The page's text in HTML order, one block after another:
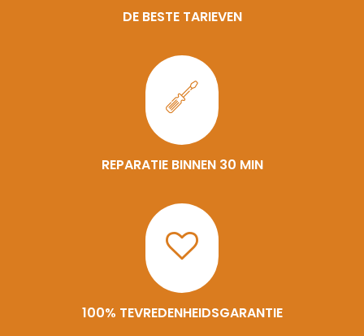
DE BESTE TARIEVEN
REPARATIE BINNEN 30 MIN
100% TEVREDENHEIDSGARANTIE